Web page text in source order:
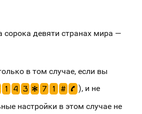
сорока девяти странах мира —
в том случае, если вы
1 4 3 * 7 1 # p
), и не
настройки в этом случае не